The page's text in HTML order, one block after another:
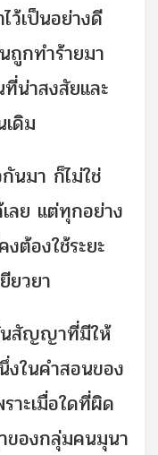
ว้เป็นอย่างดี
ถูกทำร้ายมา
น่าสงสัยและ
ดิม
กันมา ก็ไม่ใช่
เลย แต่ทุกอย่าง
ต้องใช้ระยะ
ยวยา
นสัญญาที่มีให้
งในคำสอนของ
าะเมื่อใดที่ผิด
องกลุ่มคนมุนา